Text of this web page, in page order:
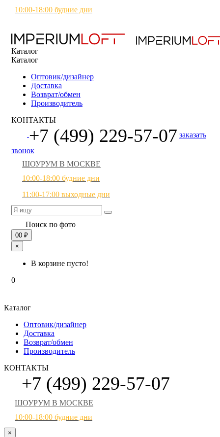
10:00-18:00 будние дни
Каталог
Каталог
Оптовик/дизайнер
Доставка
Возврат/обмен
Производитель
КОНТАКТЫ
+7 (499) 229-57-07 заказать
звонок
ШОУРУМ В МОСКВЕ
10:00-18:00 будние дни
11:00-17:00 выходные дни
Поиск по фото
00 ₽
×
В корзине пусто!
0
Каталог
Оптовик/дизайнер
Доставка
Возврат/обмен
Производитель
КОНТАКТЫ
+7 (499) 229-57-07
ШОУРУМ В МОСКВЕ
10:00-18:00 будние дни
×